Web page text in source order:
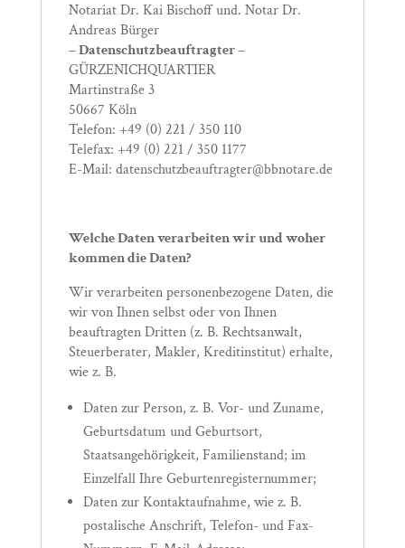
Notariat Dr. Kai Bischoff und. Notar Dr.
Andreas Bürger
– Datenschutzbeauftragter –
GÜRZENICHQUARTIER
Martinstraße 3
50667 Köln
Telefon: +49 (0) 221 / 350 110
Telefax: +49 (0) 221 / 350 1177
E-Mail: datenschutzbeauftragter@bbnotare.de
Welche Daten verarbeiten wir und woher
kommen die Daten?
Wir verarbeiten personenbezogene Daten, die
wir von Ihnen selbst oder von Ihnen
beauftragten Dritten (z. B. Rechtsanwalt,
Steuerberater, Makler, Kreditinstitut) erhalte,
wie z. B.
Daten zur Person, z. B. Vor- und Zuname,
Geburtsdatum und Geburtsort,
Staatsangehörigkeit, Familienstand; im
Einzelfall Ihre Geburtenregisternummer;
Daten zur Kontaktaufnahme, wie z. B.
postalische Anschrift, Telefon- und Fax-